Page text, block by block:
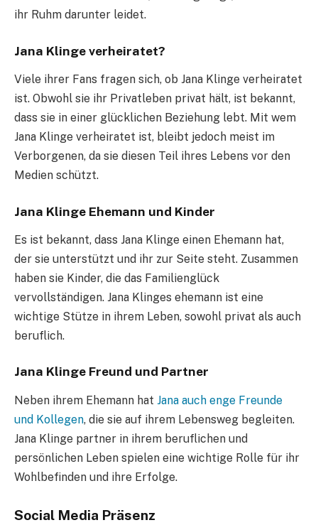
ihr Ruhm darunter leidet.
Jana Klinge verheiratet?
Viele ihrer Fans fragen sich, ob Jana Klinge verheiratet
ist. Obwohl sie ihr Privatleben privat hält, ist bekannt,
dass sie in einer glücklichen Beziehung lebt. Mit wem
Jana Klinge verheiratet ist, bleibt jedoch meist im
Verborgenen, da sie diesen Teil ihres Lebens vor den
Medien schützt.
Jana Klinge Ehemann und Kinder
Es ist bekannt, dass Jana Klinge einen Ehemann hat,
der sie unterstützt und ihr zur Seite steht. Zusammen
haben sie Kinder, die das Familienglück
vervollständigen. Jana Klinges ehemann ist eine
wichtige Stütze in ihrem Leben, sowohl privat als auch
beruflich.
Jana Klinge Freund und Partner
Neben ihrem Ehemann hat Jana auch enge Freunde
und Kollegen, die sie auf ihrem Lebensweg begleiten.
Jana Klinge partner in ihrem beruflichen und
persönlichen Leben spielen eine wichtige Rolle für ihr
Wohlbefinden und ihre Erfolge.
Social Media Präsenz